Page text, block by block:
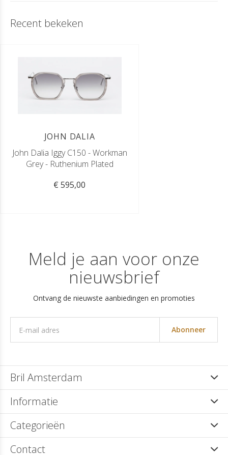
Recent bekeken
JOHN DALIA
John Dalia Iggy C150 - Workman
Grey - Ruthenium Plated
€ 595,00
Meld je aan voor onze
nieuwsbrief
Ontvang de nieuwste aanbiedingen en promoties
Abonneer
Bril Amsterdam
Informatie
Categorieën
Contact